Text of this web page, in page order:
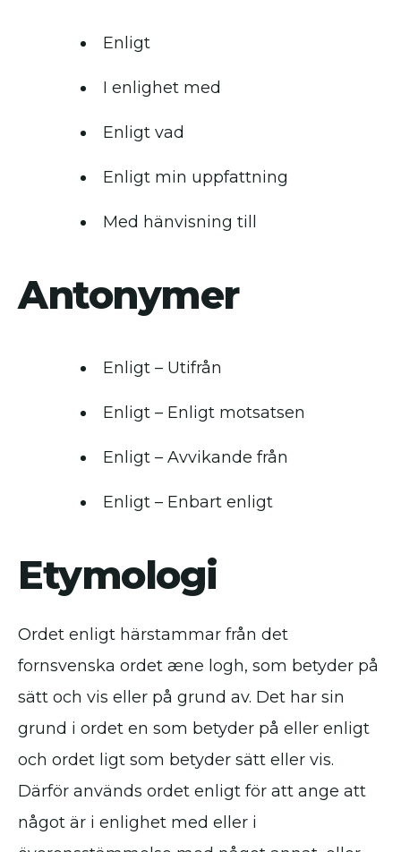
Enligt
I enlighet med
Enligt vad
Enligt min uppfattning
Med hänvisning till
Antonymer
Enligt – Utifrån
Enligt – Enligt motsatsen
Enligt – Avvikande från
Enligt – Enbart enligt
Etymologi
Ordet enligt härstammar från det
fornsvenska ordet æne logh, som betyder på
sätt och vis eller på grund av. Det har sin
grund i ordet en som betyder på eller enligt
och ordet ligt som betyder sätt eller vis.
Därför används ordet enligt för att ange att
något är i enlighet med eller i